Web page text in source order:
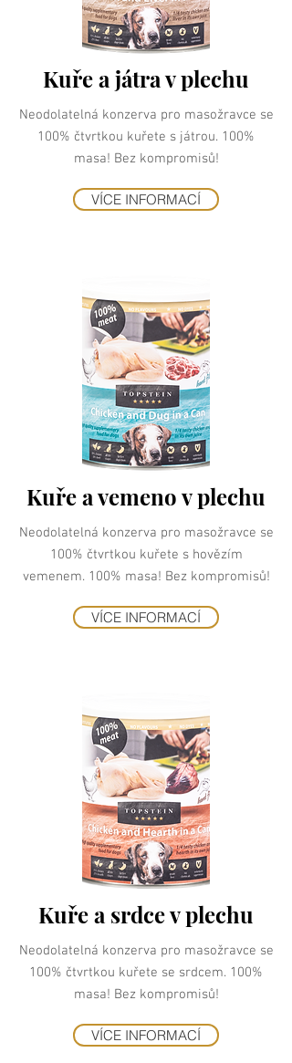
Kuře a játra v plechu
Neodolatelná konzerva pro masožravce se
100% čtvrtkou kuřete s játrou. 100%
masa! Bez kompromisů!
VÍCE INFORMACÍ
Kuře a vemeno v plechu
Neodolatelná konzerva pro masožravce se
100% čtvrtkou kuřete s hovězím
vemenem. 100% masa! Bez kompromisů!
VÍCE INFORMACÍ
Kuře a srdce v plechu
Neodolatelná konzerva pro masožravce se
100% čtvrtkou kuřete se srdcem. 100%
masa! Bez kompromisů!
VÍCE INFORMACÍ